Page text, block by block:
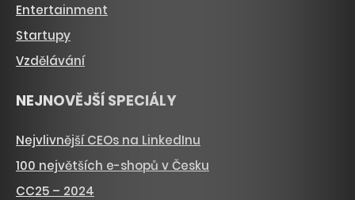
Entertainment
Startupy
Vzdělávání
NEJNOVĚJŠÍ SPECIÁLY
Nejvlivnější CEOs na LinkedInu
100 největších e-shopů v Česku
CC25 – 2024